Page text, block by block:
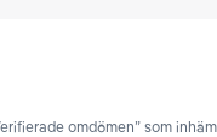
omdömen” som